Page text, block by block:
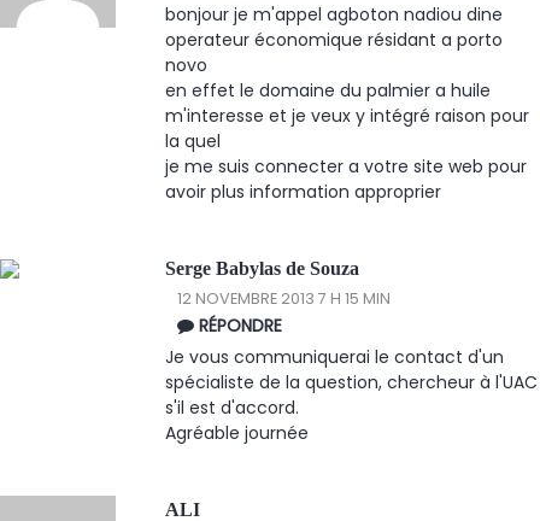
bonjour je m'appel agboton nadiou dine
operateur économique résidant a porto
novo
en effet le domaine du palmier a huile
m'interesse et je veux y intégré raison pour
la quel
je me suis connecter a votre site web pour
avoir plus information approprier
Serge Babylas de Souza
12 NOVEMBRE 2013 7 H 15 MIN
RÉPONDRE
Je vous communiquerai le contact d'un
spécialiste de la question, chercheur à l'UAC
s'il est d'accord.
Agréable journée
ALI